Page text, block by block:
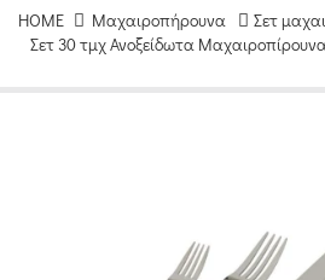
HOME Μαχαιροπήρουνα
Σετ
Σετ 30 τμχ Ανοξείδωτα